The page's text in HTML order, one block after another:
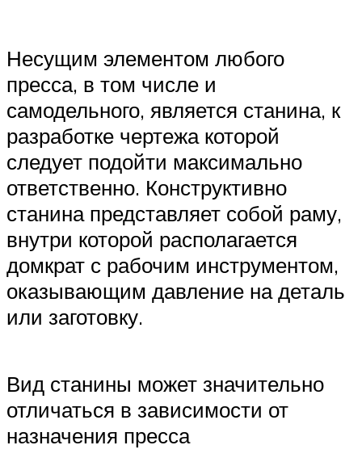
Несущим элементом любого
пресса, в том числе и
самодельного, является станина, к
разработке чертежа которой
следует подойти максимально
ответственно. Конструктивно
станина представляет собой раму,
внутри которой располагается
домкрат с рабочим инструментом,
оказывающим давление на деталь
или заготовку.
Вид станины может значительно
отличаться в зависимости от
назначения пресса